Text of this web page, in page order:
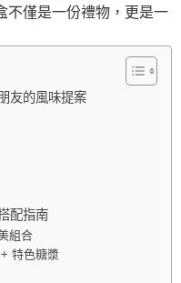
不僅是一份禮物，更是一
友的風味提案
配指南
組合
特色糖漿